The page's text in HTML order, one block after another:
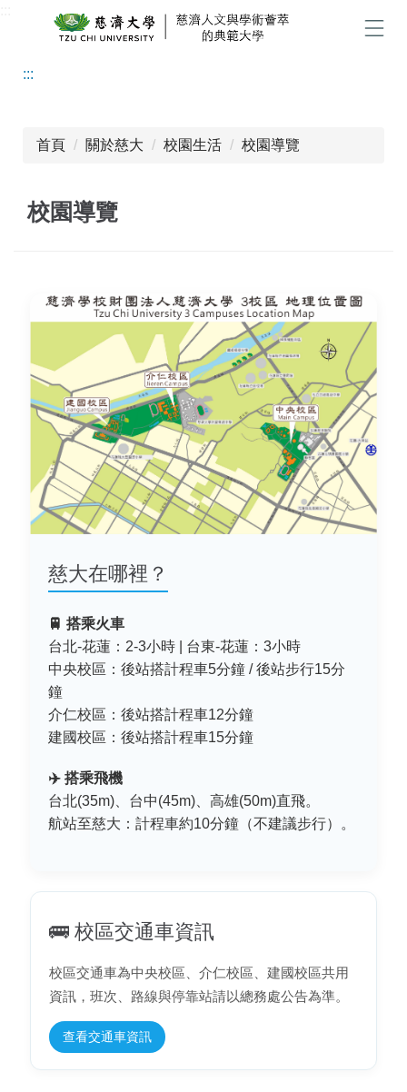
:::
首頁 關於慈大 校園生活 校園導覽
校園導覽
慈大在哪裡？
🚆 搭乘火車
台北-花蓮：2-3小時 | 台東-花蓮：3小時
中央校區：後站搭計程車5分鐘 / 後站步行15分
鐘
介仁校區：後站搭計程車12分鐘
建國校區：後站搭計程車15分鐘
✈️ 搭乘飛機
台北(35m)、台中(45m)、高雄(50m)直飛。
航站至慈大：計程車約10分鐘（不建議步行）。
🚌 校區交通車資訊
校區交通車為中央校區、介仁校區、建國校區共用
資訊，班次、路線與停靠站請以總務處公告為準。
查看交通車資訊